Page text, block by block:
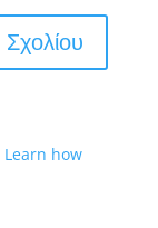
Learn how